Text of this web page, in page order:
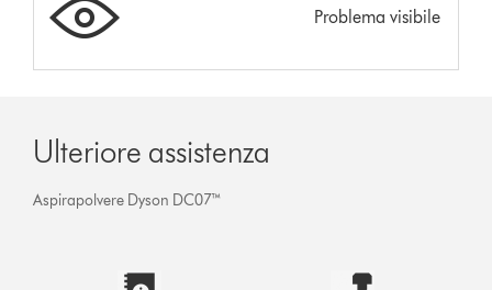
Problema visibile
Ulteriore assistenza
Aspirapolvere Dyson DC07™